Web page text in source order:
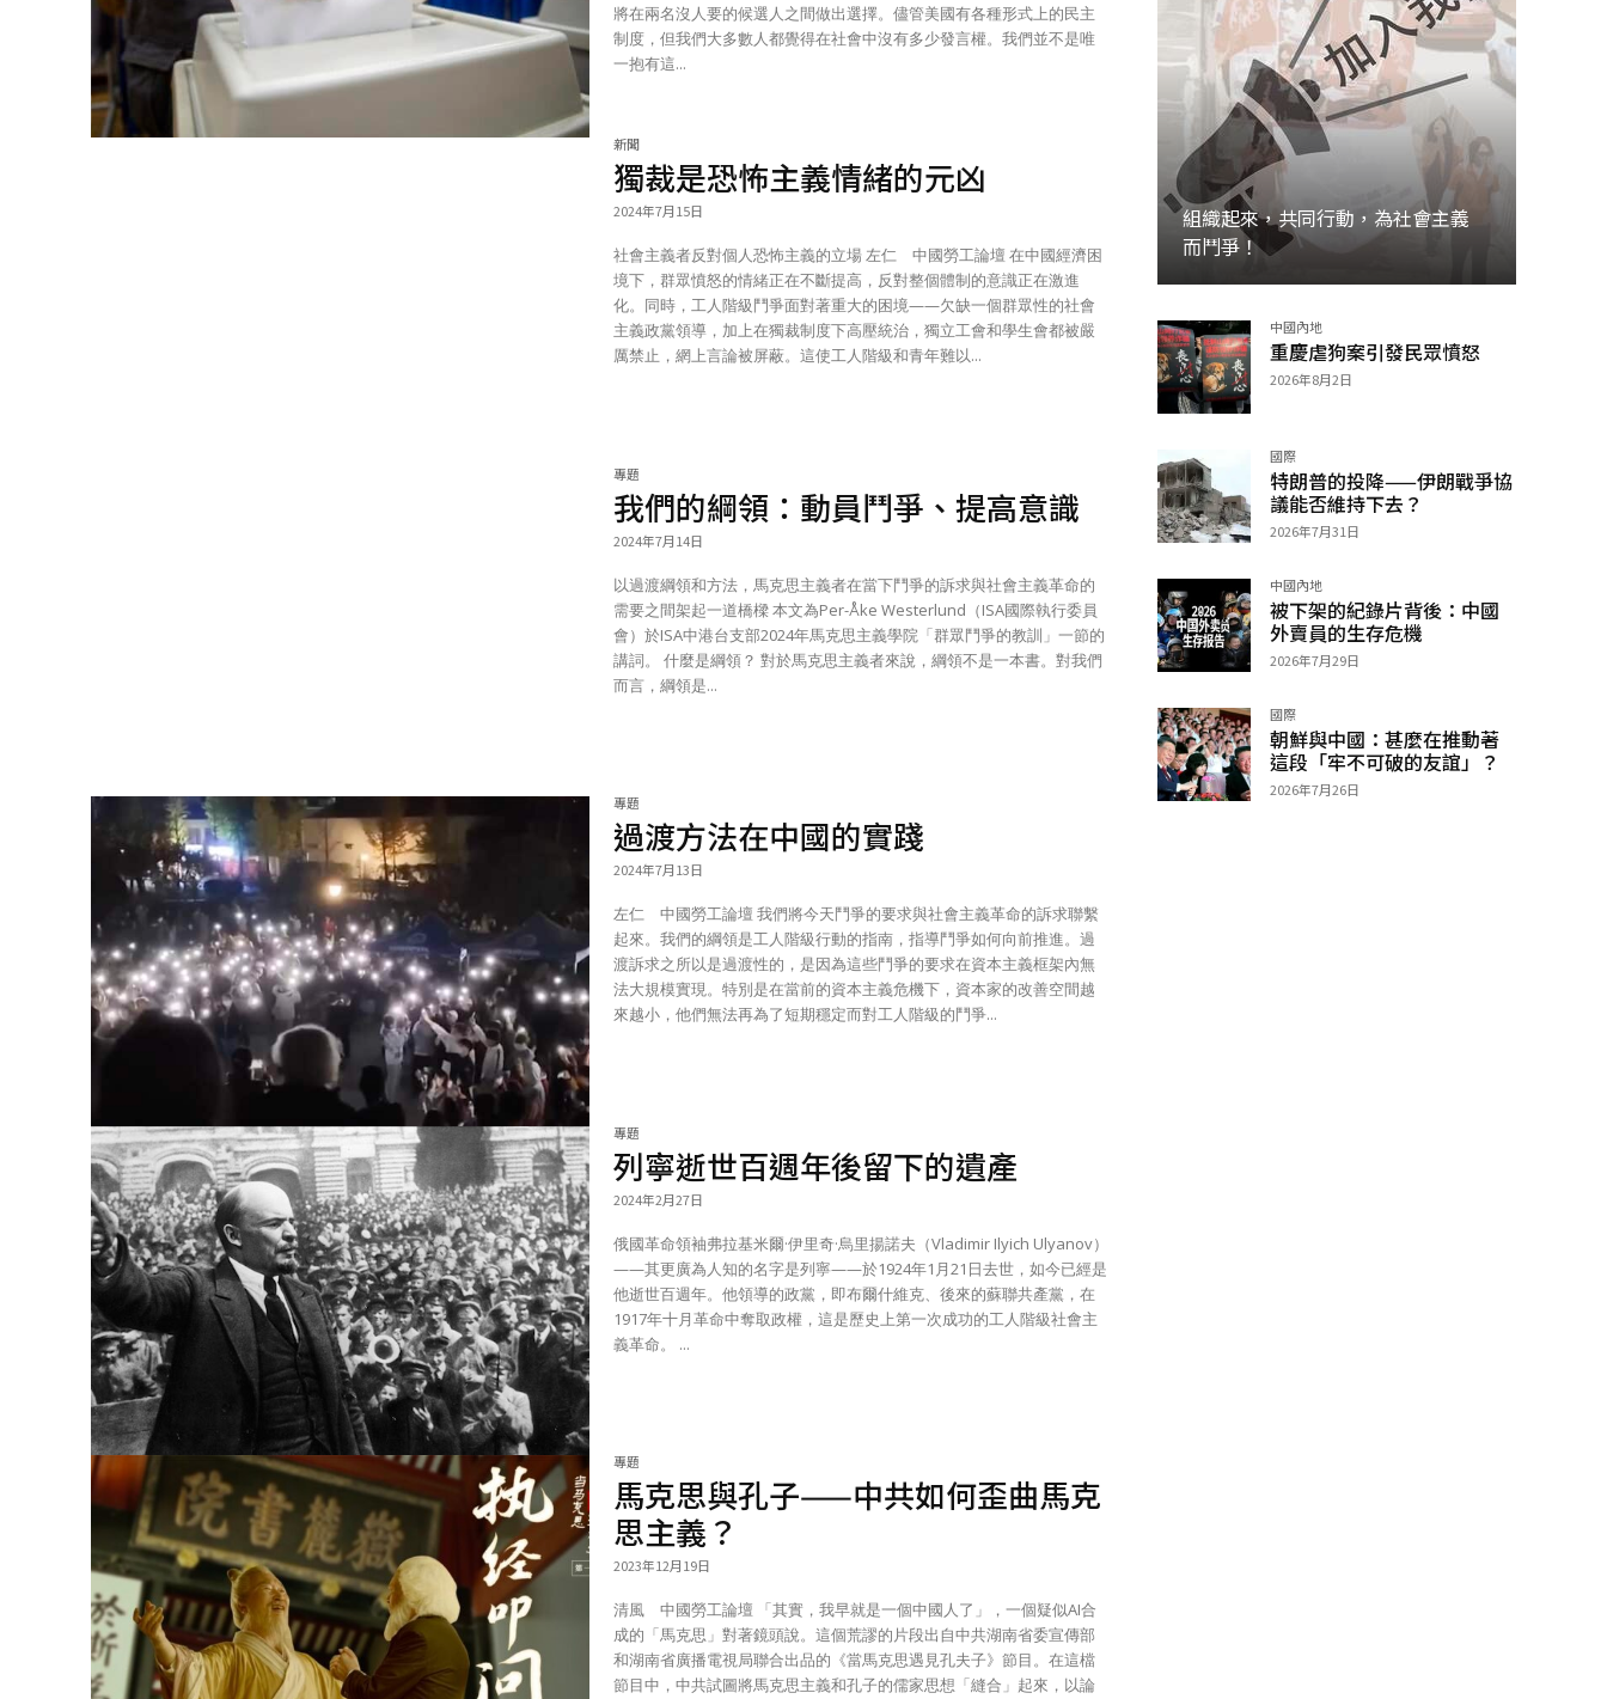
將在兩名沒人要的候選人之間做出選擇。儘管美國有各種形式上的民主
制度，但我們大多數人都覺得在社會中沒有多少發言權。我們並不是唯
一抱有這...
新聞
獨裁是恐怖主義情緒的元凶
2024年7月15日
社會主義者反對個人恐怖主義的立場 左仁 中國勞工論壇 在中國經濟困
境下，群眾憤怒的情緒正在不斷提高，反對整個體制的意識正在激進
化。同時，工人階級鬥爭面對著重大的困境——欠缺一個群眾性的社會
主義政黨領導，加上在獨裁制度下高壓統治，獨立工會和學生會都被嚴
厲禁止，網上言論被屏蔽。這使工人階級和青年難以...
專題
我們的綱領：動員鬥爭、提高意識
2024年7月14日
以過渡綱領和方法，馬克思主義者在當下鬥爭的訴求與社會主義革命的
需要之間架起一道橋樑 本文為Per-Åke Westerlund（ISA國際執行委員
會）於ISA中港台支部2024年馬克思主義學院「群眾鬥爭的教訓」一節的
講詞。 什麼是綱領？ 對於馬克思主義者來說，綱領不是一本書。對我們
而言，綱領是...
專題
過渡方法在中國的實踐
2024年7月13日
左仁 中國勞工論壇 我們將今天鬥爭的要求與社會主義革命的訴求聯繫
起來。我們的綱領是工人階級行動的指南，指導鬥爭如何向前推進。過
渡訴求之所以是過渡性的，是因為這些鬥爭的要求在資本主義框架內無
法大規模實現。特別是在當前的資本主義危機下，資本家的改善空間越
來越小，他們無法再為了短期穩定而對工人階級的鬥爭...
專題
列寧逝世百週年後留下的遺產
2024年2月27日
俄國革命領袖弗拉基米爾·伊里奇·烏里揚諾夫（Vladimir Ilyich Ulyanov）
——其更廣為人知的名字是列寧——於1924年1月21日去世，如今已經是
他逝世百週年。他領導的政黨，即布爾什維克、後來的蘇聯共產黨，在
1917年十月革命中奪取政權，這是歷史上第一次成功的工人階級社會主
義革命。 ...
專題
馬克思與孔子——中共如何歪曲馬克
思主義？
2023年12月19日
清風 中國勞工論壇 「其實，我早就是一個中國人了」，一個疑似AI合
成的「馬克思」對著鏡頭說。這個荒謬的片段出自中共湖南省委宣傳部
和湖南省廣播電視局聯合出品的《當馬克思遇見孔夫子》節目。在這檔
節目中，中共試圖將馬克思主義和孔子的儒家思想「縫合」起來，以論
組織起來，共同行動，為社會主義
而鬥爭！
加入 中國內地
重慶虐狗案引發民眾憤怒
2026年8月2日
國際
特朗普的投降——伊朗戰爭協
議能否維持下去？
2026年7月31日
中國內地
被下架的紀錄片背後：中國
外賣員的生存危機
2026年7月29日
國際
朝鮮與中國：甚麼在推動著
這段「牢不可破的友誼」？
2026年7月26日